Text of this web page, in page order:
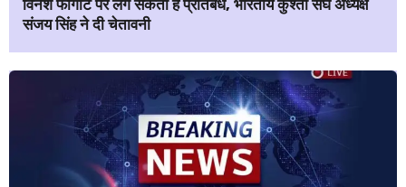
विनेश फोगाट पर लग सकता है प्रतिबंध, भारतीय कुश्ती संघ अध्यक्ष
संजय सिंह ने दी चेतावनी